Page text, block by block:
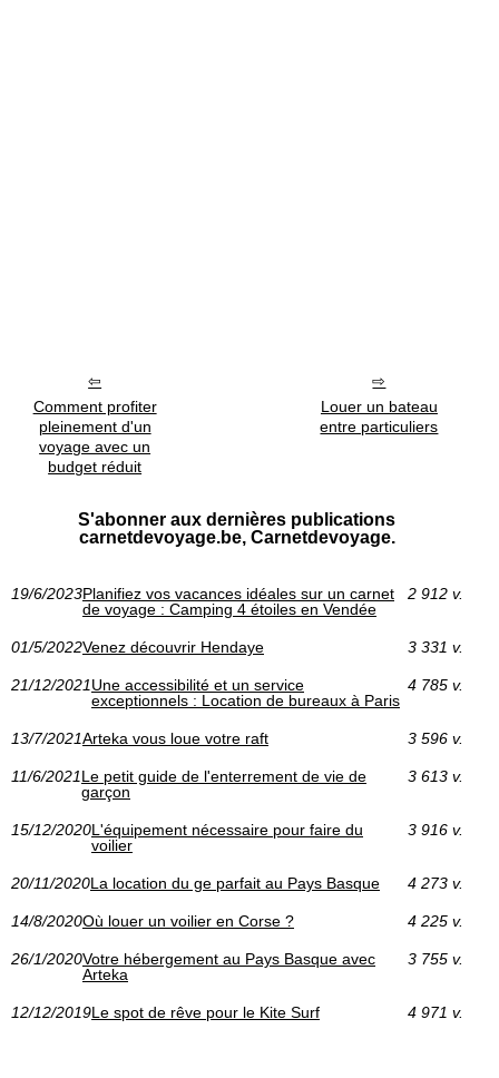
Comment profiter
pleinement d'un
voyage avec un
budget réduit
Louer un bateau
entre particuliers
S'abonner aux dernières publications
carnetdevoyage.be, Carnetdevoyage.
19/6/2023Planifiez vos vacances idéales sur un carnet
de voyage : Camping 4 étoiles en Vendée
2 912 v.
01/5/2022Venez découvrir Hendaye 3 331 v.
21/12/2021Une accessibilité et un service
exceptionnels : Location de bureaux à Paris
4 785 v.
13/7/2021Arteka vous loue votre raft 3 596 v.
11/6/2021Le petit guide de l'enterrement de vie de
garçon
3 613 v.
15/12/2020L'équipement nécessaire pour faire du
voilier
3 916 v.
20/11/2020La location du ge parfait au Pays Basque 4 273 v.
14/8/2020Où louer un voilier en Corse ? 4 225 v.
26/1/2020Votre hébergement au Pays Basque avec
Arteka
3 755 v.
12/12/2019Le spot de rêve pour le Kite Surf 4 971 v.